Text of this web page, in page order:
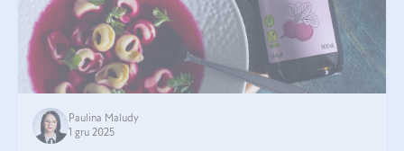
Paulina Maludy
1 gru 2025